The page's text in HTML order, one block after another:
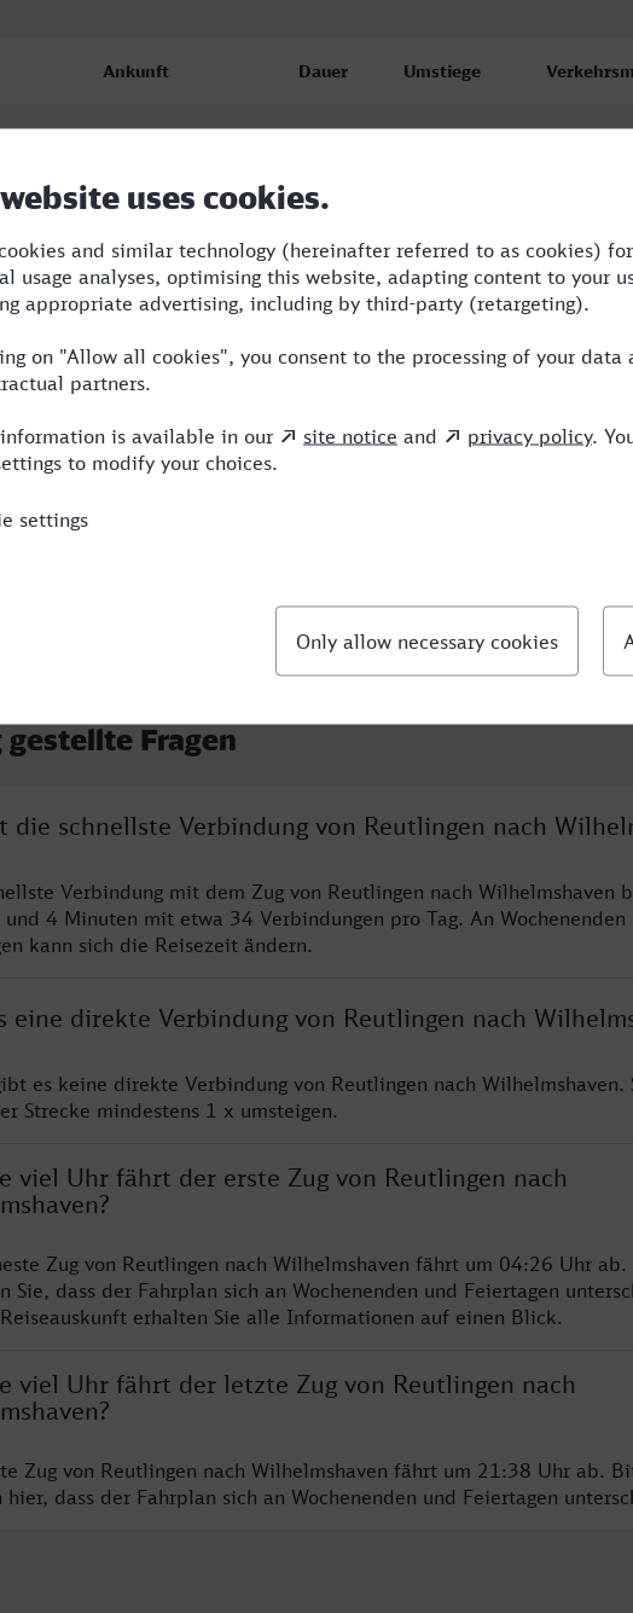
Ankunft Dauer Umstiege
15:21
Wilhelmshaven
14:21
8:07 3
Wilhelmshaven
20.08.26
10:43 3
gestellte Fragen
die schnellste Verbindung von Reutlingen nach
Verbindung mit dem Zug von Reutlingen nach Wilhelmshaven
und 4 Minuten mit etwa 34 Verbindungen pro Tag. An Wochenenden
kann sich die Reisezeit ändern.
eine direkte Verbindung von Reutlingen nach
es keine direkte Verbindung von Reutlingen nach Wilhelmshaven.
Strecke mindestens 1 x umsteigen.
viel Uhr fährt der erste Zug von Reutlingen nach
Zug von Reutlingen nach Wilhelmshaven fährt um 04:26 Uhr
Sie, dass der Fahrplan sich an Wochenenden und Feiertagen
erhalten Sie alle Informationen auf einen Blick.
viel Uhr fährt der letzte Zug von Reutlingen nach
Zug von Reutlingen nach Wilhelmshaven fährt um 21:38 Uhr ab.
hier, dass der Fahrplan sich an Wochenenden und Feiertagen